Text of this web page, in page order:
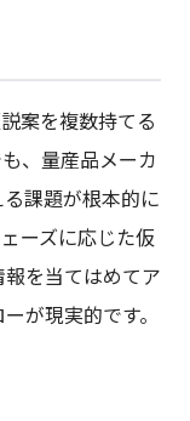
案を複数持てる
、量産品メーカ
課題が根本的に
ーズに応じた仮
を当てはめてア
が現実的です。